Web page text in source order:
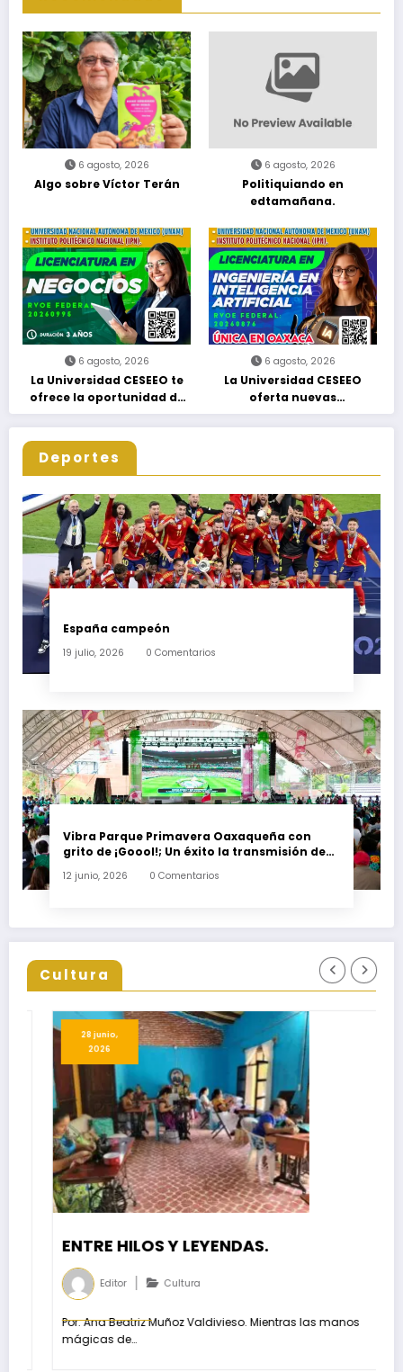
6 agosto, 2026
Algo sobre Víctor Terán
6 agosto, 2026
Politiquiando en
edtamañana.
6 agosto, 2026
La Universidad CESEEO te
ofrece la oportunidad de
estudiar nuevas
Licenciaturas en los
Campus Oaxaca, Puerto
Escondido, Ixtepec y en la
6 agosto, 2026
La Universidad CESEEO
oferta nuevas
Licenciaturas acorde a las
necesidades educativas de
Deportes
España campeón
19 julio, 2026 0 Comentarios
Vibra Parque Primavera Oaxaqueña con
grito de ¡Goool!; Un éxito la transmisión de
12 junio, 2026 0 Comentarios
Cultura
LEYENDAS.
Valdivieso. Mientras las manos
5 mayo, 2026
Invitan a